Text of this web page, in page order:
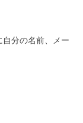
分の名前、メー